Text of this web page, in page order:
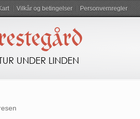
Vilkår og betingelser Personvernregler
UNDER LINDEN